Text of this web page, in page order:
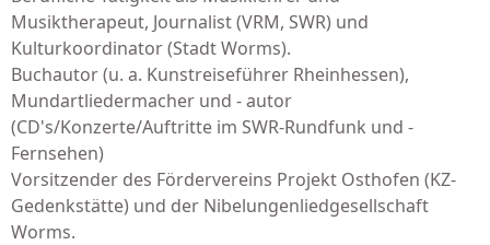
Musiktherapeut, Journalist (VRM, SWR) und
Kulturkoordinator (Stadt Worms).
Buchautor (u. a. Kunstreiseführer Rheinhessen),
Mundartliedermacher und - autor
(CD's/Konzerte/Auftritte im SWR-Rundfunk und -
Fernsehen)
Vorsitzender des Fördervereins Projekt Osthofen (KZ-
Gedenkstätte) und der Nibelungenliedgesellschaft
Worms.